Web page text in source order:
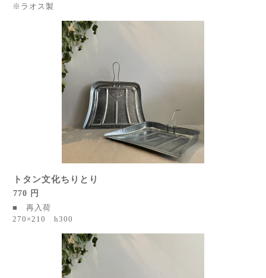
※ラオス製
トタン文化ちりとり
770 円
■ 再入荷
270×210 h300